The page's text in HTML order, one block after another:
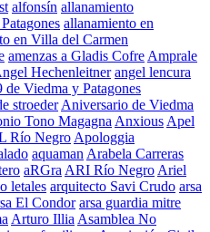
alfonsín allanamiento
allanamiento en
en Villa del Carmen
amenzas a Gladis Cofre Amprale
Hechenleitner angel lencura
de Viedma y Patagones
stroeder Aniversario de Viedma
Tono Magagna Anxious Apel
Río Negro Apologgia
aquaman Arabela Carreras
aRGra ARI Río Negro Ariel
letales arquitecto Savi Crudo arsa
El Condor arsa guardia mitre
Arturo Illia Asamblea No